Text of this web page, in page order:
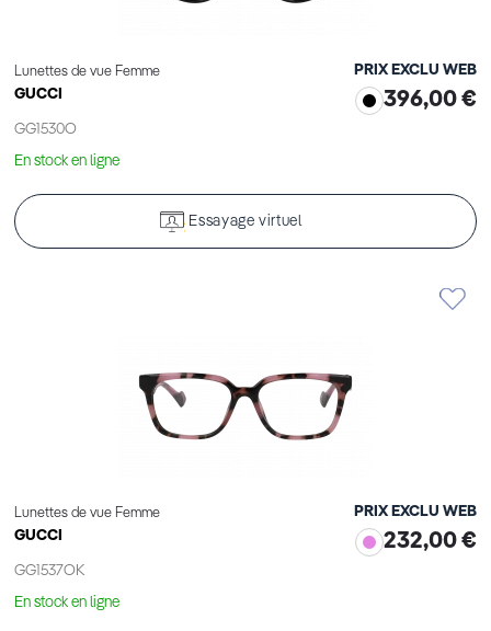
Lunettes de vue Femme
GUCCI
GG1530O
PRIX EXCLU WEB
396,00 €
En stock en ligne
Essayage virtuel
Lunettes de vue Femme
GUCCI
GG1537OK
PRIX EXCLU WEB
232,00 €
En stock en ligne